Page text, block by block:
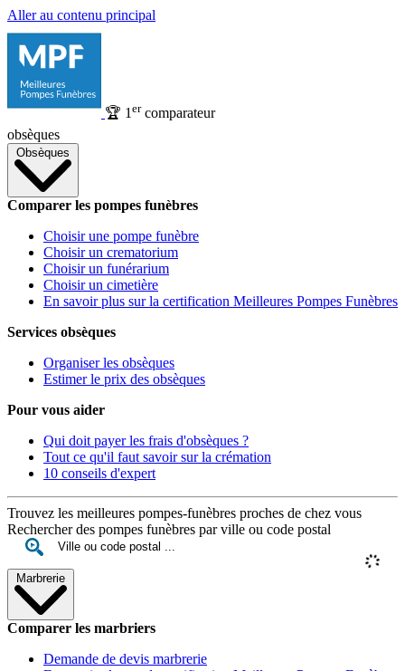
Aller au contenu principal
🏆 1 ercomparateur
obsèques
Obsèques
Comparer les pompes funèbres
Choisir une pompe funèbre
Choisir un crematorium
Choisir un funérarium
Choisir un cimetière
En savoir plus sur la certification Meilleures Pompes Funèbres
Services obsèques
Organiser les obsèques
Estimer le prix des obsèques
Pour vous aider
Qui doit payer les frais d'obsèques ?
Tout ce qu'il faut savoir sur la crémation
10 conseils d'expert
Trouvez les meilleures pompes-funèbres proches de chez vous
Rechercher des pompes funèbres par ville ou code postal
Marbrerie
Comparer les marbriers
Demande de devis marbrerie